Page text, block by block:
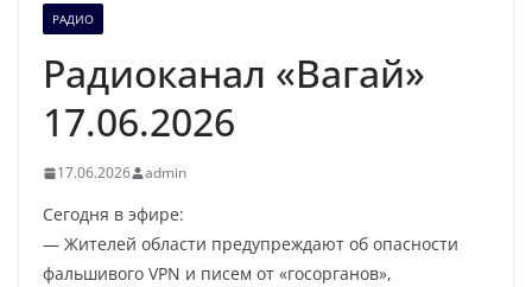
РАДИО
Радиоканал «Вагай»
17.06.2026
17.06.2026 admin
Сегодня в эфире:
— Жителей области предупреждают об опасности
фальшивого VPN и писем от «госорганов»,